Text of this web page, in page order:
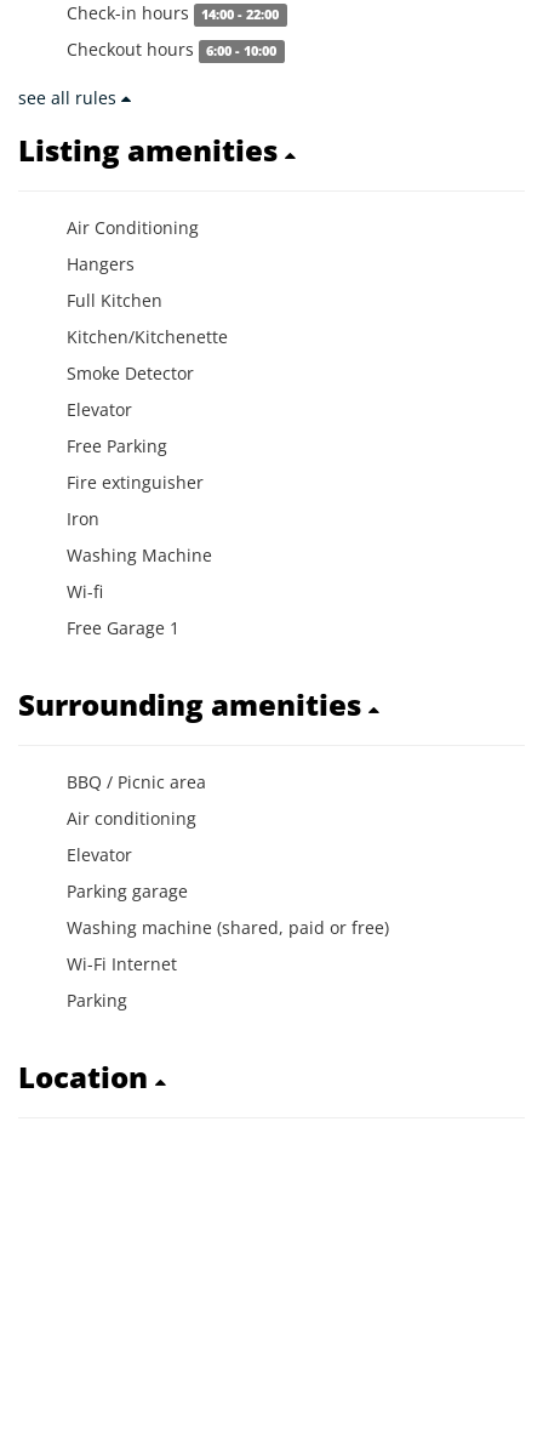
Check-in hours 14:00 - 22:00
Checkout hours 6:00 - 10:00
see all rules
Listing amenities
Air Conditioning
Hangers
Full Kitchen
Kitchen/Kitchenette
Smoke Detector
Elevator
Free Parking
Fire extinguisher
Iron
Washing Machine
Wi-fi
Free Garage 1
Surrounding amenities
BBQ / Picnic area
Air conditioning
Elevator
Parking garage
Washing machine (shared, paid or free)
Wi-Fi Internet
Parking
Location